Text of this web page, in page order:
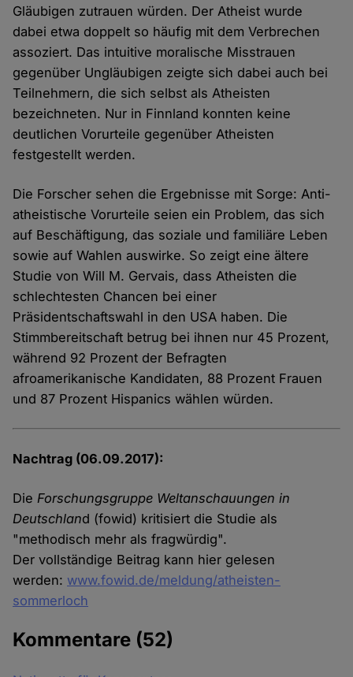
Gläubigen zutrauen würden. Der Atheist wurde
dabei etwa doppelt so häufig mit dem Verbrechen
assoziert. Das intuitive moralische Misstrauen
gegenüber Ungläubigen zeigte sich dabei auch bei
Teilnehmern, die sich selbst als Atheisten
bezeichneten. Nur in Finnland konnten keine
deutlichen Vorurteile gegenüber Atheisten
festgestellt werden.
Die Forscher sehen die Ergebnisse mit Sorge: Anti-
atheistische Vorurteile seien ein Problem, das sich
auf Beschäftigung, das soziale und familiäre Leben
sowie auf Wahlen auswirke. So zeigt eine ältere
Studie von Will M. Gervais, dass Atheisten die
schlechtesten Chancen bei einer
Präsidentschaftswahl in den USA haben. Die
Stimmbereitschaft betrug bei ihnen nur 45 Prozent,
während 92 Prozent der Befragten
afroamerikanische Kandidaten, 88 Prozent Frauen
und 87 Prozent Hispanics wählen würden.
Nachtrag (06.09.2017):
DieForschungsgruppe Weltanschauungen in
Deutschland (fowid) kritisiert die Studie als
"methodisch mehr als fragwürdig".
Der vollständige Beitrag kann hier gelesen
werden: www.fowid.de/meldung/atheisten-
sommerloch
Kommentare (52)